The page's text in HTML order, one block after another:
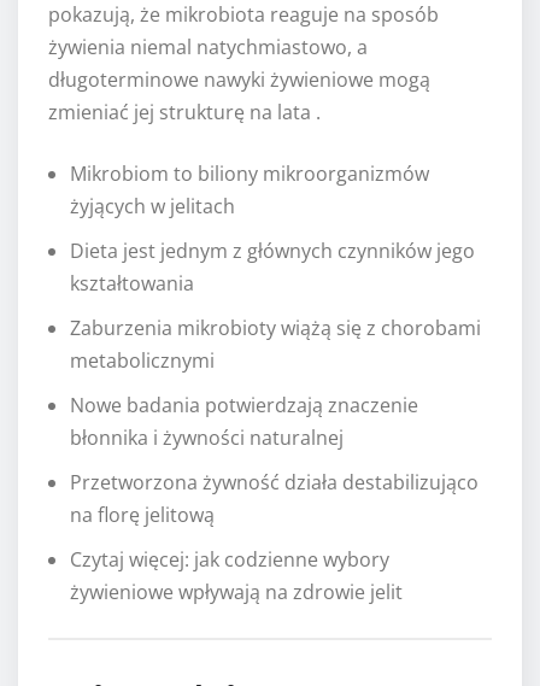
pokazują, że mikrobiota reaguje na sposób
żywienia niemal natychmiastowo, a
długoterminowe nawyki żywieniowe mogą
zmieniać jej strukturę na lata .
Mikrobiom to biliony mikroorganizmów
żyjących w jelitach
Dieta jest jednym z głównych czynników jego
kształtowania
Zaburzenia mikrobioty wiążą się z chorobami
metabolicznymi
Nowe badania potwierdzają znaczenie
błonnika i żywności naturalnej
Przetworzona żywność działa destabilizująco
na florę jelitową
Czytaj więcej: jak codzienne wybory
żywieniowe wpływają na zdrowie jelit